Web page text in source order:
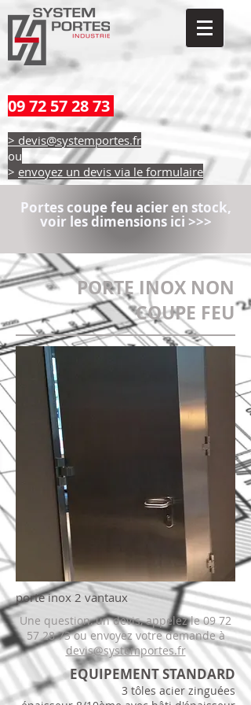
09 72 57 28 73
> devis@systemportes.fr
ou
> envoyez un devis via le formulaire
Portes coupe feu acier en stock,
voir les dimensions ici >>>
PORTE INOX NON
COUPE FEU
porte inox 2 vantaux
Une question, un devis, appelez le09 72
57 28 73ou envoyez votre demande à
devis@systemportes.fr
EQUIPEMENT STANDARD
3 tôles acier zinguées